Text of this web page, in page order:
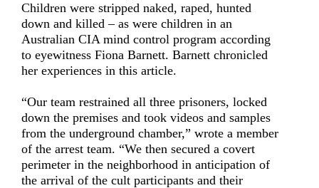
Children were stripped naked, raped, hunted
down and killed – as were children in an
Australian CIA mind control program according
to eyewitness Fiona Barnett. Barnett chronicled
her experiences in this article.
“Our team restrained all three prisoners, locked
down the premises and took videos and samples
from the underground chamber,” wrote a member
of the arrest team. “We then secured a covert
perimeter in the neighborhood in anticipation of
the arrival of the cult participants and their